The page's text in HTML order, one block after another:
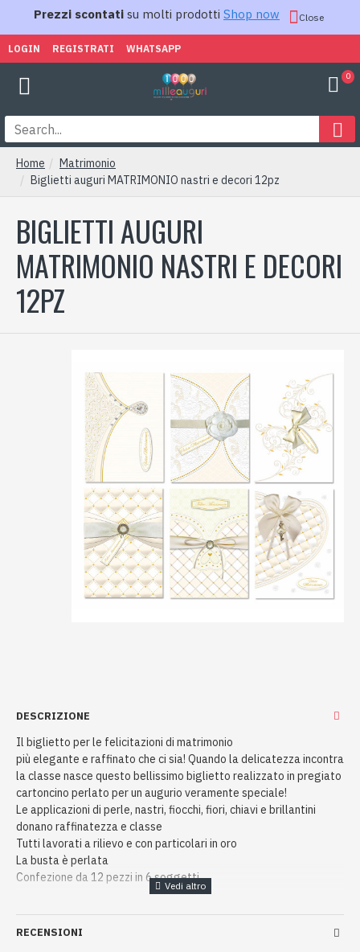
Prezzi scontati su molti prodotti Shop now Close
LOGIN REGISTRATI WHATSAPP
0
Home
Matrimonio
Biglietti auguri MATRIMONIO nastri e decori 12pz
BIGLIETTI AUGURI
MATRIMONIO NASTRI E DECORI
12PZ
DESCRIZIONE
Il biglietto per le felicitazioni di matrimonio
più elegante e raffinato che ci sia! Quando la delicatezza incontra
la classe nasce questo bellissimo biglietto realizzato in pregiato
cartoncino perlato per un augurio veramente speciale!
Le applicazioni di perle, nastri, fiocchi, fiori, chiavi e brillantini
donano raffinatezza e classe
Tutti lavorati a rilievo e con particolari in oro
La busta è perlata
Confezione da 12 pezzi in 6 soggetti
RECENSIONI